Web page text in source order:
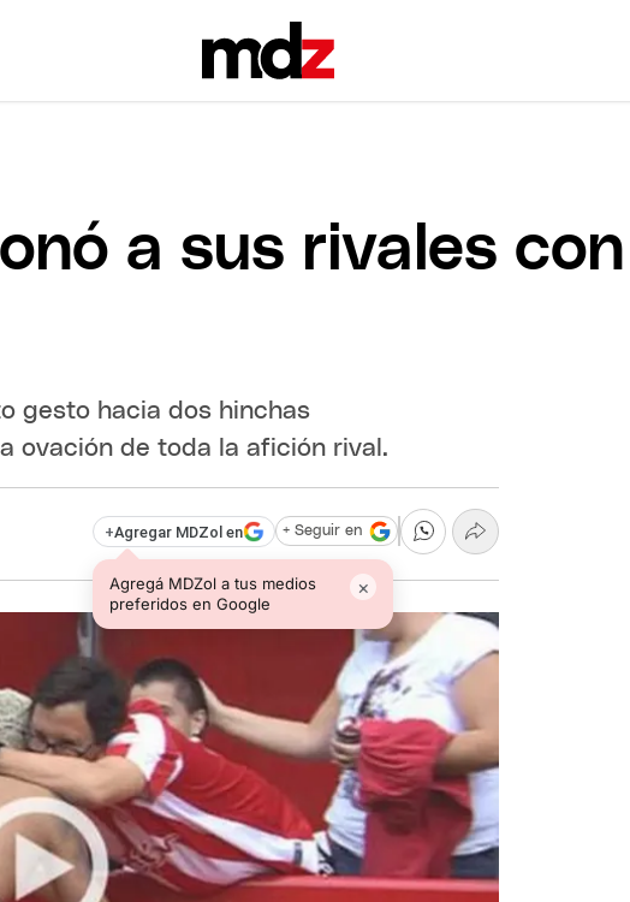
a sus rivales
gesto hacia dos hinchas
ovación de toda la afición rival.
+Agregar MDZol en
Agregá MDZol a tus medios
preferidos en Google
×
+ Seguir en